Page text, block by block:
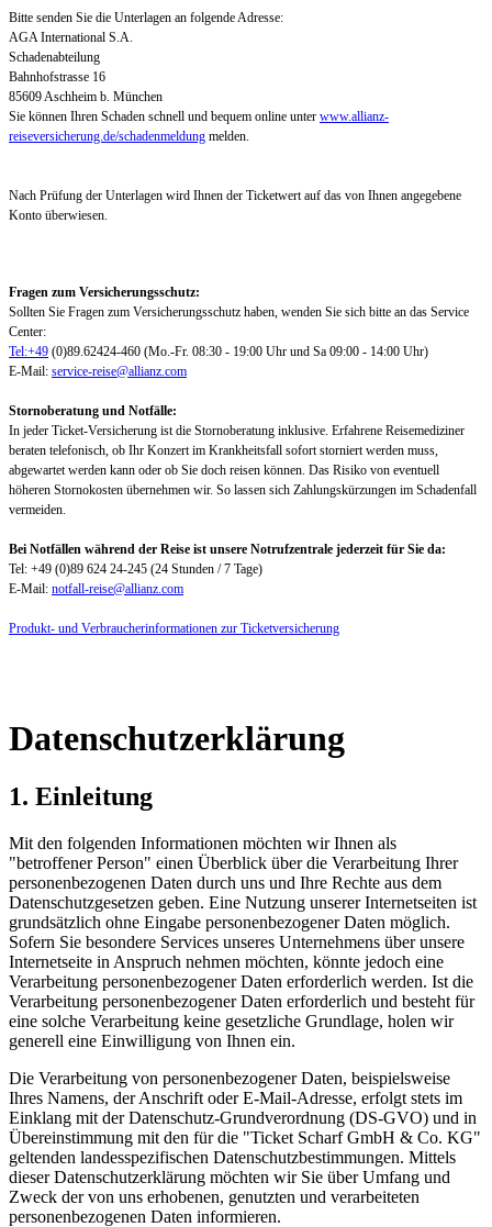
Bitte senden Sie die Unterlagen an folgende Adresse:
AGA International S.A.
Schadenabteilung
Bahnhofstrasse 16
85609 Aschheim b. München
Sie können Ihren Schaden schnell und bequem online unter www.allianz-
reiseversicherung.de/schadenmeldung melden.
Nach Prüfung der Unterlagen wird Ihnen der Ticketwert auf das von Ihnen angegebene
Konto überwiesen.
Fragen zum Versicherungsschutz:
Sollten Sie Fragen zum Versicherungsschutz haben, wenden Sie sich bitte an das Service
Center:
Tel:+49 (0)89.62424-460 (Mo.-Fr. 08:30 - 19:00 Uhr und Sa 09:00 - 14:00 Uhr)
E-Mail: service-reise@allianz.com
Stornoberatung und Notfälle:
In jeder Ticket-Versicherung ist die Stornoberatung inklusive. Erfahrene Reisemediziner
beraten telefonisch, ob Ihr Konzert im Krankheitsfall sofort storniert werden muss,
abgewartet werden kann oder ob Sie doch reisen können. Das Risiko von eventuell
höheren Stornokosten übernehmen wir. So lassen sich Zahlungskürzungen im Schadenfall
vermeiden.
Bei Notfällen während der Reise ist unsere Notrufzentrale jederzeit für Sie da:
Tel: +49 (0)89 624 24-245 (24 Stunden / 7 Tage)
E-Mail: notfall-reise@allianz.com
Produkt- und Verbraucherinformationen zur Ticketversicherung
Datenschutzerklärung
1. Einleitung
Mit den folgenden Informationen möchten wir Ihnen als
"betroffener Person" einen Überblick über die Verarbeitung Ihrer
personenbezogenen Daten durch uns und Ihre Rechte aus dem
Datenschutzgesetzen geben. Eine Nutzung unserer Internetseiten ist
grundsätzlich ohne Eingabe personenbezogener Daten möglich.
Sofern Sie besondere Services unseres Unternehmens über unsere
Internetseite in Anspruch nehmen möchten, könnte jedoch eine
Verarbeitung personenbezogener Daten erforderlich werden. Ist die
Verarbeitung personenbezogener Daten erforderlich und besteht für
eine solche Verarbeitung keine gesetzliche Grundlage, holen wir
generell eine Einwilligung von Ihnen ein.
Die Verarbeitung von personenbezogener Daten, beispielsweise
Ihres Namens, der Anschrift oder E-Mail-Adresse, erfolgt stets im
Einklang mit der Datenschutz-Grundverordnung (DS-GVO) und in
Übereinstimmung mit den für die "Ticket Scharf GmbH & Co. KG"
geltenden landesspezifischen Datenschutzbestimmungen. Mittels
dieser Datenschutzerklärung möchten wir Sie über Umfang und
Zweck der von uns erhobenen, genutzten und verarbeiteten
personenbezogenen Daten informieren.